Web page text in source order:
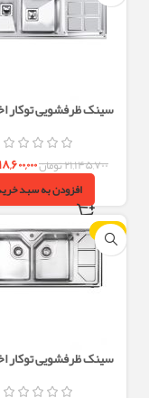
سینک ظرفشویی توکار
318S
۲۱,۱۴۵,۷۰۰تومان۱۸,۶۰۰,۰۰۰
افزودن به سبد
-12%
سینک ظرفشویی توکار
326S